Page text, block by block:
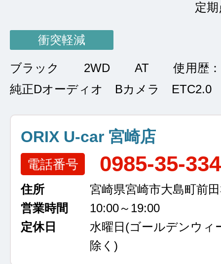
定
衝突軽減
ブラック 2WD AT
使用歴
純正Dオーディオ Bカメラ ETC2.0
ORIX U-car 宮崎店
電話番号 0985-35-
住所
宮崎県宮崎市大島町前
営業時間
10:00～19:00
定休日
水曜日 (ゴールデンウィ
除く)